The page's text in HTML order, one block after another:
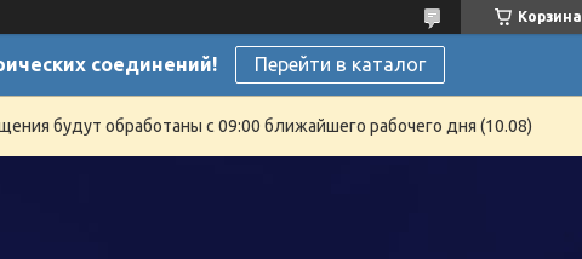
Корзина
соединений! Перейти в каталог
будут обработаны с 09:00 ближайшего рабочего дня (10.08)